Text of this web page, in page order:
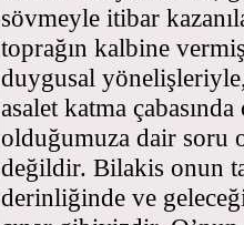
sövmeyle itibar
toprağın kalbine
duygusal
asalet katma
olduğumuza dair soru
değildir. Bilakis onun
derinliğinde ve